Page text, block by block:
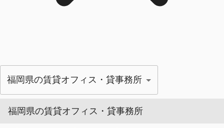
福岡県の賃貸オフィス・貸事務所
福岡県の賃貸オフィス・貸事務所